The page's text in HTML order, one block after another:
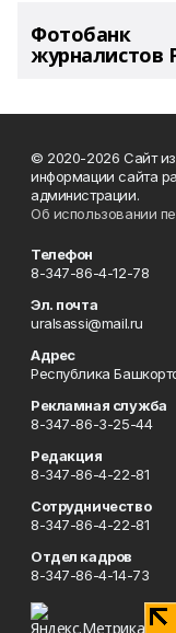
Фотобанк
журналистов
© 2020-2026 Сайт
информации сайта
администрации.
Об использовании
Телефон
8-347-86-4-12-78
Эл. почта
uralsassi@mail.ru
Адрес
Республика
Рекламная служба
8-347-86-3-25-44
Редакция
8-347-86-4-22-81
Сотрудничество
8-347-86-4-22-81
Отдел кадров
8-347-86-4-14-73